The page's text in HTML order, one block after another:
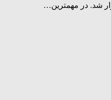
شد. در مهمترین…